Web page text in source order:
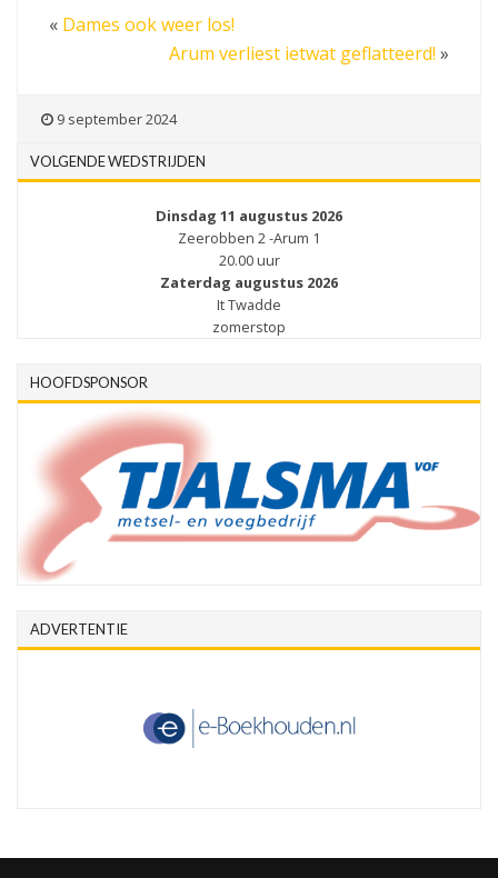
« Dames ook weer los!
Arum verliest ietwat geflatteerd! »
9 september 2024
VOLGENDE WEDSTRIJDEN
Dinsdag 11 augustus 2026
Zeerobben 2 -Arum 1
20.00 uur
Zaterdag augustus 2026
It Twadde
zomerstop
HOOFDSPONSOR
ADVERTENTIE